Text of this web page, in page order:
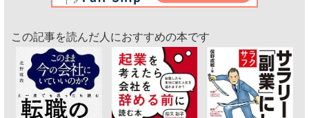
この記事を読んだ人におすすめの本です